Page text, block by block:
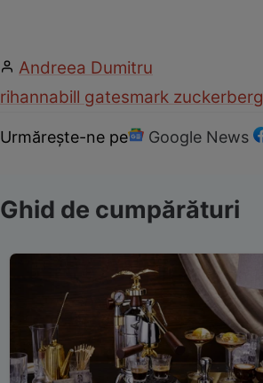
Andreea Dumitru
rihannabill gatesmark zuckerberg
Urmărește-ne pe Google News
Ghid de cumpărături